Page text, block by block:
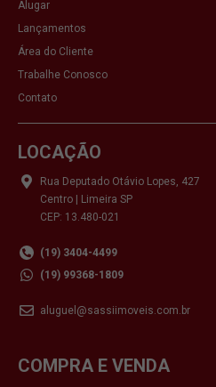
Alugar
Lançamentos
Área do Cliente
Trabalhe Conosco
Contato
LOCAÇÃO
Rua Deputado Otávio Lopes, 427
Centro | Limeira SP
CEP: 13.480-021
(19) 3404-4499
(19) 99368-1809
aluguel@sassiimoveis.com.br
COMPRA E VENDA